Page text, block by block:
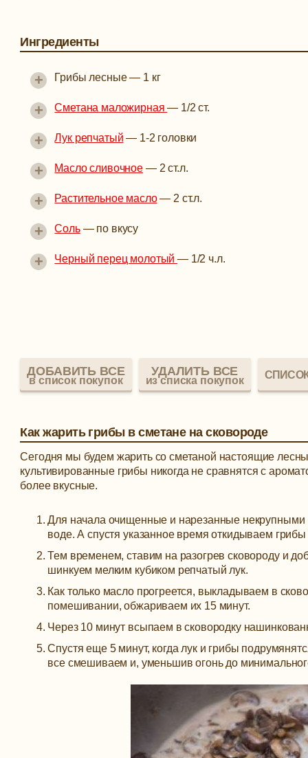
Ингредиенты
Грибы лесные— 1 кг
+
Сметана маложирная— 1/2 ст.
+
Лук репчатый — 1-2 головки
+
Масло сливочное — 2 ст.л.
+
Растительное масло— 2 ст.л.
+
Соль— по вкусу
+
Черный перец молотый— 1/2 ч.л.
+
ДОБАВИТЬ ВСЕ
в список покупок
УДАЛИТЬ ВСЕ
из списка покупок
Как жарить грибы в сметане на сковороде
Сегодня мы будем жарить со сметаной настоящие
культивированные грибы никогда не сравнятся с
более вкусные.
Для начала очищенные и нарезанные некрупными
воде. А спустя указанное время откидываем
Тем временем, ставим на разогрев сковороду и
шинкуем мелким кубиком репчатый лук.
Как только масло прогреется, выкладываем в
помешивании, обжариваем их 15 минут.
Через 10 минут всыпаем в сковородку
Спустя еще 5 минут, когда лук и грибы
все смешиваем и, уменьшив огонь до